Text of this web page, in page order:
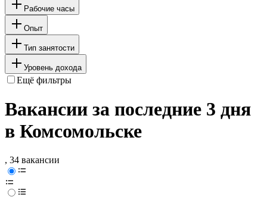
Рабочие часы
Опыт
Тип занятости
Уровень дохода
Ещё фильтры
Вакансии за последние 3 дня
в Комсомольске
, 34 вакансии